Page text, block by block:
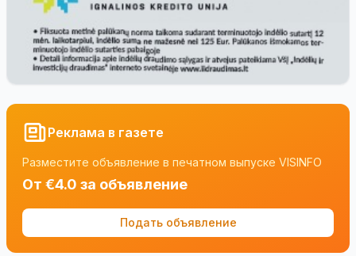
Реклама в газете
Разместите объявление в печатном выпуске VISINFO
От €4.0 за объявление
Подать объявление